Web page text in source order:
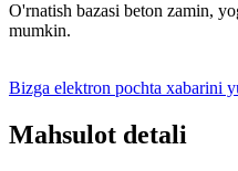
O'rnatish bazasi beton zamin,
mumkin.
Bizga elektron pochta xabarini
Mahsulot detali